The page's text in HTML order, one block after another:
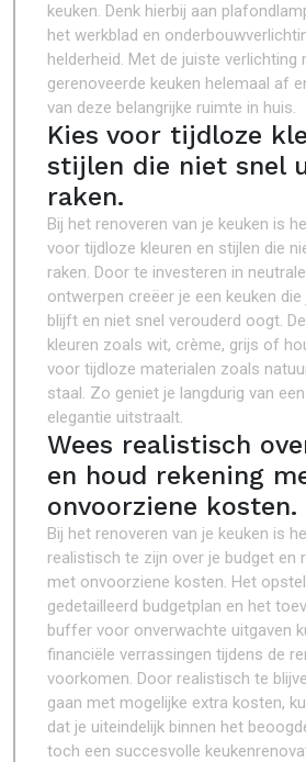
keuken. Denk hierbij aan
het werkblad en
helderheid. Met de juiste verlichting
gerenoveerde keuken helemaal af
van deze belangrijke ruimte in huis.
Kies voor tijdloze
stijlen die niet snel
raken.
Bij het renoveren van je keuken is
voor tijdloze kleuren en stijlen die
raken. Door te investeren in
ontwerpen creëer je een keuken
blijft en niet snel verouderd oogt.
kleuren zoals wit, crème, grijs of
voor tijdloze materialen zoals
staal. Zo geniet je langdurig van
elegantie uitstraalt.
Wees realistisch
en houd rekening
onvoorziene kosten.
Bij het renoveren van je keuken is
realistisch te zijn over je budget en
met onvoorziene kosten. Het
gedetailleerd budgetplan en het
buffer voor onverwachte uitgaven
financiële verrassingen tijdens de
voorkomen. Door realistisch te
gaan met mogelijke extra kosten,
dat je uiteindelijk binnen het
toch een succesvolle